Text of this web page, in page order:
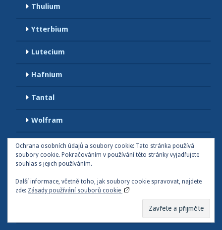
Thulium
Ytterbium
Lutecium
Hafnium
Tantal
Wolfram
Rhenium
Osmium
Iridium
Ochrana osobních údajů a soubory cookie: Tato stránka používá
soubory cookie. Pokračováním v používání této stránky vyjadřujete
souhlas s jejich používáním.
Další informace, včetně toho, jak soubory cookie spravovat, najdete
zde: Zásady používání souborů cookie